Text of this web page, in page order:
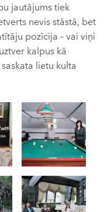
jautājums tiek
nevis stāstā, bet
pozīcija – vai viņi
kalpus kā
lietu kulta